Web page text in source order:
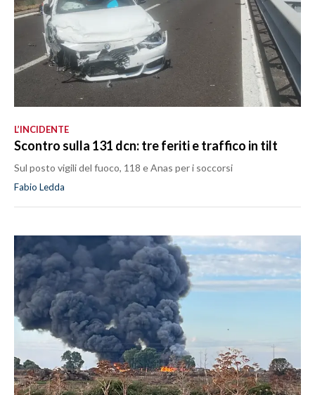
L’INCIDENTE
Scontro sulla 131 dcn: tre feriti e traffico in tilt
Sul posto vigili del fuoco, 118 e Anas per i soccorsi
Fabio Ledda